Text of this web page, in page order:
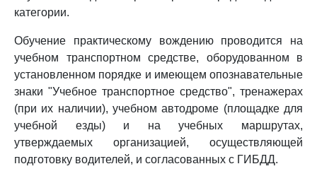
категории.
Обучение практическому вождению проводится на
учебном транспортном средстве, оборудованном в
установленном порядке и имеющем опознавательные
знаки "Учебное транспортное средство", тренажерах
(при их наличии), учебном автодроме (площадке для
учебной езды) и на учебных маршрутах,
утверждаемых организацией, осуществляющей
подготовку водителей, и согласованных с ГИБДД.